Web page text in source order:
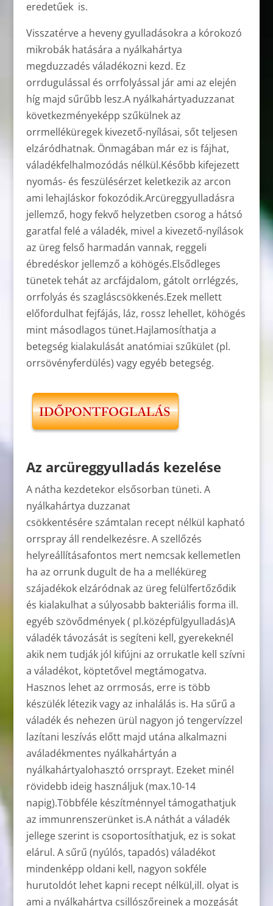
eredetűek is.
Visszatérve a heveny gyulladásokra a kórokozó
mikrobák hatására a nyálkahártya
megduzzadés váladékozni kezd. Ez
orrdugulással és orrfolyással jár ami az elején
híg majd sűrűbb lesz.A nyálkahártyaduzzanat
következményeképp szűkülnek az
orrmelléküregek kivezető-nyílásai, sőt teljesen
elzáródhatnak. Önmagában már ez is fájhat,
váladékfelhalmozódás nélkül.Később kifejezett
nyomás- és feszülésérzet keletkezik az arcon
ami lehajláskor fokozódik.Arcüreggyulladásra
jellemző, hogy fekvő helyzetben csorog a hátsó
garatfal felé a váladék, mivel a kivezető-nyílások
az üreg felső harmadán vannak, reggeli
ébredéskor jellemző a köhögés.Elsődleges
tünetek tehát az arcfájdalom, gátolt orrlégzés,
orrfolyás és szagláscsökkenés.Ezek mellett
előfordulhat fejfájás, láz, rossz lehellet, köhögés
mint másodlagos tünet.Hajlamosíthatja a
betegség kialakulását anatómiai szűkület (pl.
orrsövényferdülés) vagy egyéb betegség.
Az arcüreggyulladás kezelése
A nátha kezdetekor elsősorban tüneti. A
nyálkahártya duzzanat
csökkentésére számtalan recept nélkül kapható
orrspray áll rendelkezésre. A szellőzés
helyreállításafontos mert nemcsak kellemetlen
ha az orrunk dugult de ha a melléküreg
szájadékok elzáródnak az üreg felülfertőződik
és kialakulhat a súlyosabb bakteriális forma ill.
egyéb szövődmények ( pl.középfülgyulladás)A
váladék távozását is segíteni kell, gyerekeknél
akik nem tudják jól kifújni az orrukatle kell szívni
a váladékot, köptetővel megtámogatva.
Hasznos lehet az orrmosás, erre is több
készülék létezik vagy az inhalálás is. Ha sűrű a
váladék és nehezen ürül nagyon jó tengervízzel
lazítani leszívás előtt majd utána alkalmazni
aváladékmentes nyálkahártyán a
nyálkahártyalohasztó orrsprayt. Ezeket minél
rövidebb ideig használjuk (max.10-14
napig).Többféle készítménnyel támogathatjuk
az immunrenszerünket is.A náthát a váladék
jellege szerint is csoportosíthatjuk, ez is sokat
elárul. A sűrű (nyúlós, tapadós) váladékot
mindenképp oldani kell, nagyon sokféle
hurutoldót lehet kapni recept nélkül,ill. olyat is
ami a nyálkahártya csillószőreinek a mozgását